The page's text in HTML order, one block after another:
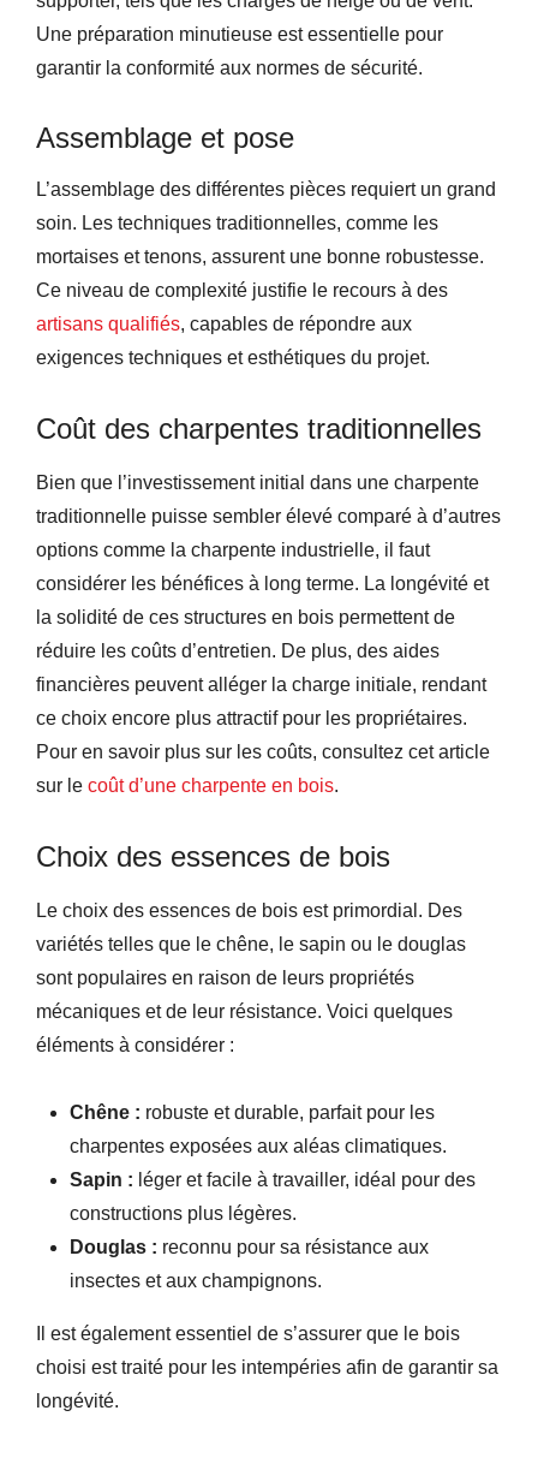
Une préparation minutieuse est essentielle pour
garantir la conformité aux normes de sécurité.
Assemblage et pose
L’assemblage des différentes pièces requiert un grand
soin. Les techniques traditionnelles, comme les
mortaises et tenons, assurent une bonne robustesse.
Ce niveau de complexité justifie le recours à des
artisans qualifiés, capables de répondre aux
exigences techniques et esthétiques du projet.
Coût des charpentes traditionnelles
Bien que l’investissement initial dans une charpente
traditionnelle puisse sembler élevé comparé à d’autres
options comme la charpente industrielle, il faut
considérer les bénéfices à long terme. La longévité et
la solidité de ces structures en bois permettent de
réduire les coûts d’entretien. De plus, des aides
financières peuvent alléger la charge initiale, rendant
ce choix encore plus attractif pour les propriétaires.
Pour en savoir plus sur les coûts, consultez cet article
sur le coût d’une charpente en bois.
Choix des essences de bois
Le choix des essences de bois est primordial. Des
variétés telles que le chêne, le sapin ou le douglas
sont populaires en raison de leurs propriétés
mécaniques et de leur résistance. Voici quelques
éléments à considérer :
Chêne : robuste et durable, parfait pour les
charpentes exposées aux aléas climatiques.
Sapin : léger et facile à travailler, idéal pour des
constructions plus légères.
Douglas : reconnu pour sa résistance aux
insectes et aux champignons.
Il est également essentiel de s’assurer que le bois
choisi est traité pour les intempéries afin de garantir sa
longévité.